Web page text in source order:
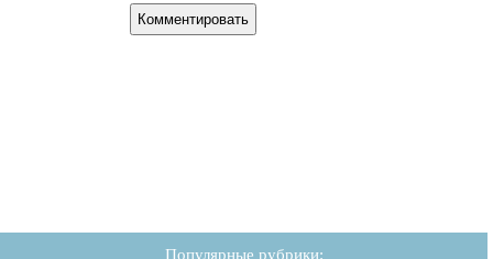
Популярные рубрики: